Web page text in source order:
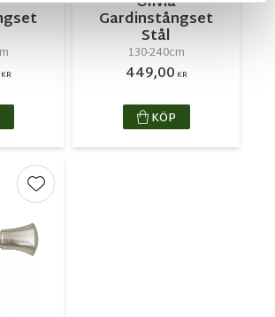
KR
Gardinstångset
Stål
130-240cm
449,00 KR
KÖP
Lägg till i favoriter